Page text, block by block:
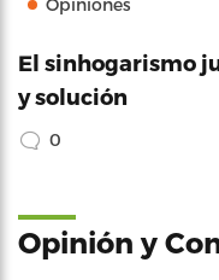
Opiniones
El sinhogarismo
y solución
0
Opinión y